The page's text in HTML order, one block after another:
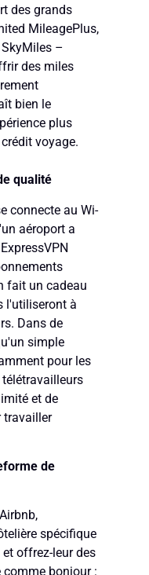
des grands
MileagePlus,
–
des miles
bien le
plus
voyage.
qualité
connecte au Wi-
aéroport a
fait un cadeau
l'utiliseront à
Dans de
simple
pour les
et de
travailler
de
spécifique
offrez-leur des
comme bonjour :